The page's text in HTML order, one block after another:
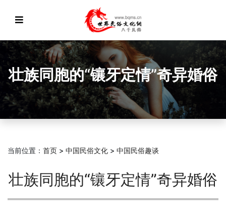
壮族同胞的“镶牙定情”奇异婚俗
当前位置： 首页 > 中国民俗文化 > 中国民俗趣谈
壮族同胞的“镶牙定情”奇异婚俗